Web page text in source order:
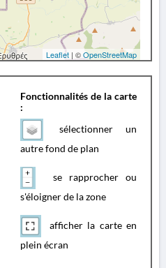
Leaflet | ©OpenStreetMap
Fonctionnalités de la carte
:
sélectionner un
autre fond de plan
se rapprocher ou
s'éloigner de la zone
afficher la carte en
plein écran